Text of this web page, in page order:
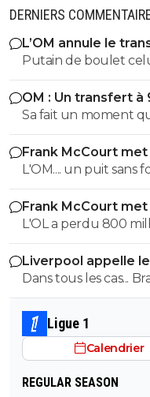
DERNIERS
L’OM annule le
Putain de boulet
OM : Un transfert à
Sa fait un moment
etait top mais
et bon vent a lui
Frank McCourt met
L'OM.... un puit sans
Frank McCourt met
L'OL a perdu 800 millions
milliard tant que tu y
Liverpool appelle
Dans tous les cas...
qui est vraiment
le PSG a traiter
PSG.
Ligue 1
Calendrier
REGULAR SEASON